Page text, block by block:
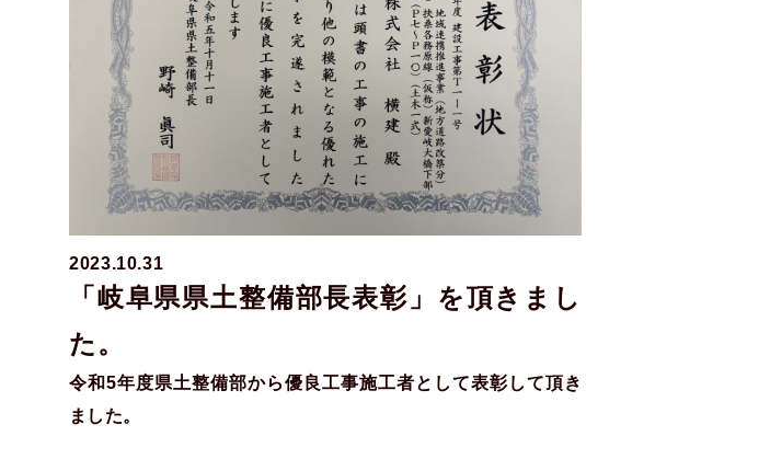
「岐阜県県土整備部長表彰」を頂きまし
た。
2023.10.31
令和5年度県土整備部から優良工事施工者として表彰して頂き
ました。